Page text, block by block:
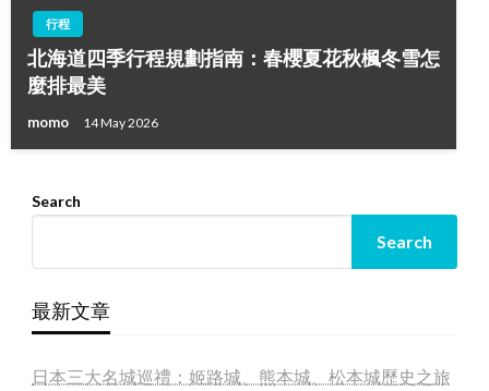
行程
北海道四季行程規劃指南：春櫻夏花秋楓冬雪怎
麼排最美
momo 14 May 2026
Search
Search
最新文章
日本三大名城巡禮：姬路城、熊本城、松本城歷史之旅